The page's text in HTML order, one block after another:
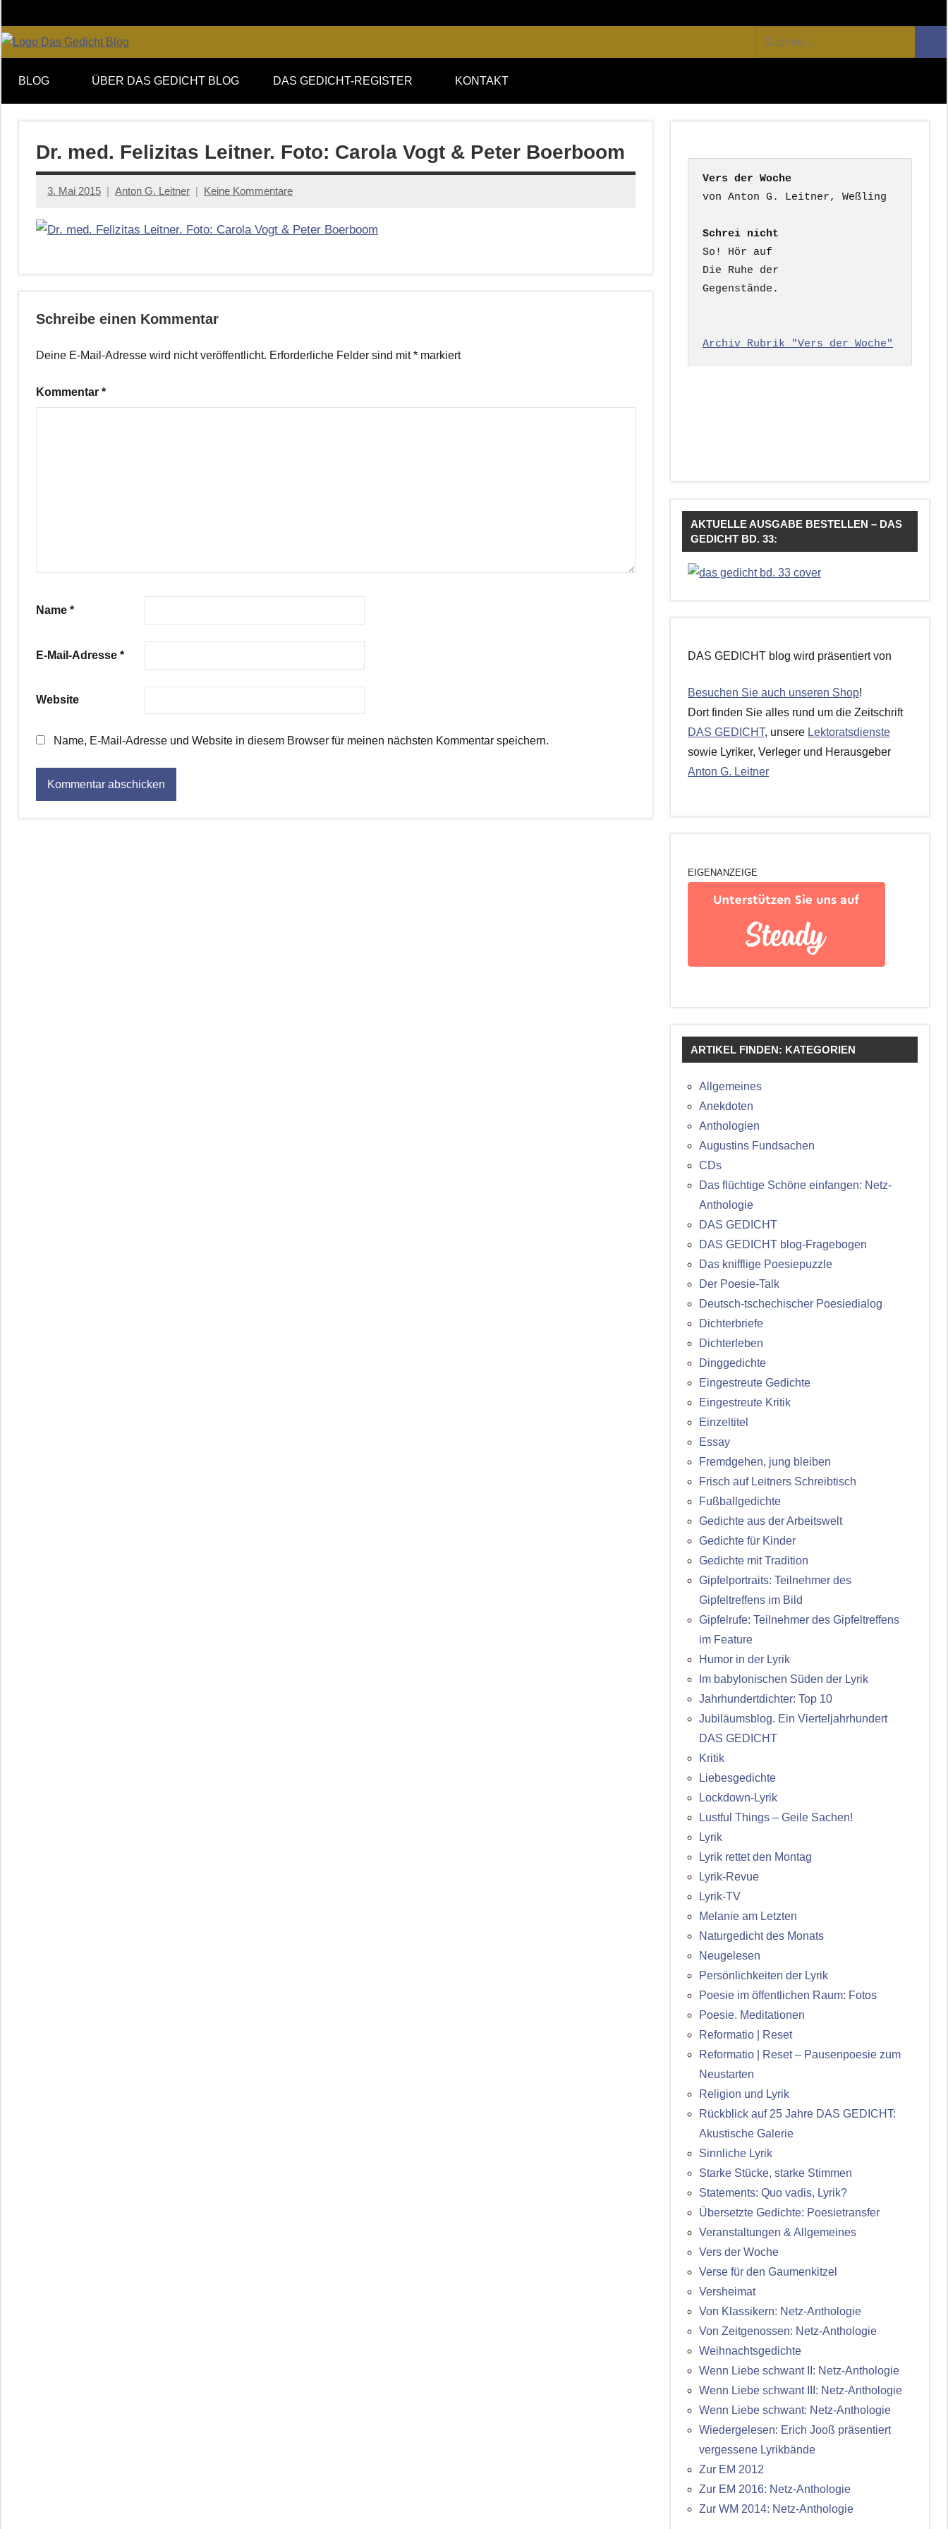
Inhalt
springen
DAS
GEDICHT
blog
von
DAS
GEDICHT.
Zeitschrift
für
Lyrik,
Essay
Kritik
Suchen
nach:
BLOG ÜBER DAS GEDICHT BLOG DAS GEDICHT-REGISTER KONTAKT
Dr. med. Felizitas Leitner. Foto: Carola Vogt & Peter Boerboom
3. Mai 2015 Anton G. Leitner Keine Kommentare
Schreibe einen Kommentar
Deine E-Mail-Adresse wird nicht veröffentlicht. Erforderliche Felder sind mit* markiert
Kommentar *
Name *
E-Mail-Adresse *
Website
Name, E-Mail-Adresse und Website in diesem Browser für meinen nächsten Kommentar speichern.
Vers der Woche
Schrei nicht
So! Hör auf
Die Ruhe der
Gegenstände.
Archiv Rubrik "Vers der Woche"
AKTUELLE AUSGABE BESTELLEN – DAS
GEDICHT BD. 33:
DAS GEDICHT blog wird präsentiert von
Besuchen Sie auch unseren Shop!
Dort finden Sie alles rund um die Zeitschrift
DAS GEDICHT, unsere Lektoratsdienste
sowie Lyriker, Verleger und Herausgeber
Anton G. Leitner
EIGENANZEIGE
ARTIKEL FINDEN: KATEGORIEN
Allgemeines
Anekdoten
Anthologien
Augustins Fundsachen
CDs
Das flüchtige Schöne einfangen: Netz-
Anthologie
DAS GEDICHT
DAS GEDICHT blog-Fragebogen
Das knifflige Poesiepuzzle
Der Poesie-Talk
Deutsch-tschechischer Poesiedialog
Dichterbriefe
Dichterleben
Dinggedichte
Eingestreute Gedichte
Eingestreute Kritik
Einzeltitel
Essay
Fremdgehen, jung bleiben
Frisch auf Leitners Schreibtisch
Fußballgedichte
Gedichte aus der Arbeitswelt
Gedichte für Kinder
Gedichte mit Tradition
Gipfelportraits: Teilnehmer des
Gipfeltreffens im Bild
Gipfelrufe: Teilnehmer des Gipfeltreffens
im Feature
Humor in der Lyrik
Im babylonischen Süden der Lyrik
Jahrhundertdichter: Top 10
Jubiläumsblog. Ein Vierteljahrhundert
DAS GEDICHT
Kritik
Liebesgedichte
Lockdown-Lyrik
Lustful Things – Geile Sachen!
Lyrik
Lyrik rettet den Montag
Lyrik-Revue
Lyrik-TV
Melanie am Letzten
Naturgedicht des Monats
Neugelesen
Persönlichkeiten der Lyrik
Poesie im öffentlichen Raum: Fotos
Poesie. Meditationen
Reformatio | Reset
Reformatio | Reset – Pausenpoesie zum
Neustarten
Religion und Lyrik
Rückblick auf 25 Jahre DAS GEDICHT:
Akustische Galerie
Sinnliche Lyrik
Starke Stücke, starke Stimmen
Statements: Quo vadis, Lyrik?
Übersetzte Gedichte: Poesietransfer
Veranstaltungen & Allgemeines
Vers der Woche
Verse für den Gaumenkitzel
Versheimat
Von Klassikern: Netz-Anthologie
Von Zeitgenossen: Netz-Anthologie
Weihnachtsgedichte
Wenn Liebe schwant II: Netz-Anthologie
Wenn Liebe schwant III: Netz-Anthologie
Wenn Liebe schwant: Netz-Anthologie
Wiedergelesen: Erich Jooß präsentiert
vergessene Lyrikbände
Zur EM 2012
Zur EM 2016: Netz-Anthologie
Zur WM 2014: Netz-Anthologie